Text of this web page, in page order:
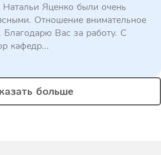
Яценко были очень
Отношение внимательное
Благодарю Вас за работу. С
кафедр...
больше